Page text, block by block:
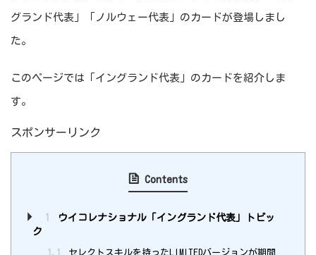
グランド代表」「ノルウェー代表」のカードが登場しまし
た。
このページでは「イングランド代表」のカードを紹介しま
す。
スポンサーリンク
Contents
1
ウイコレナショナル「イングランド代表」トピッ
ク
1.1
セレクトスキルを持ったLIMITEDバージョンが期間